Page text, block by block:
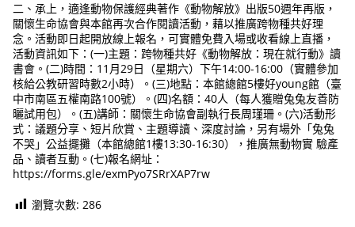
二、承上，適逢動物保護經典著作《動物解放》出版50週年再版，
關懷生命協會與本館再次合作閱讀活動，藉以推廣跨物種共好理
念。活動即日起開放線上報名，可實體免費入場或收看線上直播，
活動資訊如下：(一)主題：跨物種共好《動物解放：現在就行動》讀
書會。(二)時間：11月29日（星期六）下午14:00-16:00（實體參加
核給公教研習時數2小時）。(三)地點：本館總館5樓好young館（臺
中市南區五權南路100號）。(四)名額：40人（每人獲贈兔兔友善防
曬試用包）。(五)講師：關懷生命協會副執行長周瑾珊。(六)活動形
式：議題分享、短片欣賞、主題導讀、深度討論，另有場外「兔兔
不哭」公益擺攤（本館總館1樓13:30-16:30），推廣無動物實 驗產
品、讀者互動。(七)報名網址：
https://forms.gle/exmPyo7SRrXAP7rw
瀏覽次數: 286